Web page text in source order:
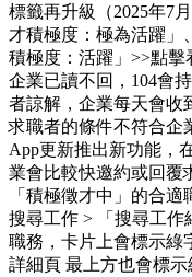
標籤再升級（2025年7
才積極度：極為活躍」
積極度：活躍」>>點
企業已讀不回，104會
者諒解，企業每天會收
求職者的條件不符合企
App更新推出新功能，
業會比較快邀約或回覆
「積極徵才中」的合
搜尋工作 > 「搜尋工作
職務，卡片上會標示綠
詳細頁 最上方也會標